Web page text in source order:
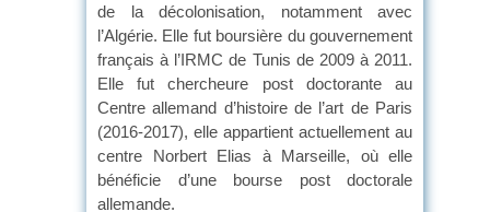
de la décolonisation, notamment avec
l’Algérie. Elle fut boursière du gouvernement
français à l’IRMC de Tunis de 2009 à 2011.
Elle fut chercheure post doctorante au
Centre allemand d’histoire de l’art de Paris
(2016-2017), elle appartient actuellement au
centre Norbert Elias à Marseille, où elle
bénéficie d’une bourse post doctorale
allemande.